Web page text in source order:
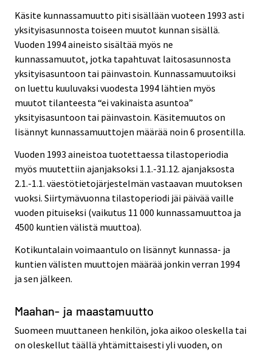
Käsite kunnassamuutto piti sisällään vuoteen 1993 asti
yksityisasunnosta toiseen muutot kunnan sisällä.
Vuoden 1994 aineisto sisältää myös ne
kunnassamuutot, jotka tapahtuvat laitosasunnosta
yksityisasuntoon tai päinvastoin. Kunnassamuutoiksi
on luettu kuuluvaksi vuodesta 1994 lähtien myös
muutot tilanteesta “ei vakinaista asuntoa”
yksityisasuntoon tai päinvastoin. Käsitemuutos on
lisännyt kunnassamuuttojen määrää noin 6 prosentilla.
Vuoden 1993 aineistoa tuotettaessa tilastoperiodia
myös muutettiin ajanjaksoksi 1.1.-31.12. ajanjaksosta
2.1.-1.1. väestötietojärjestelmän vastaavan muutoksen
vuoksi. Siirtymävuonna tilastoperiodi jäi päivää vaille
vuoden pituiseksi (vaikutus 11 000 kunnassamuuttoa ja
4500 kuntien välistä muuttoa).
Kotikuntalain voimaantulo on lisännyt kunnassa- ja
kuntien välisten muuttojen määrää jonkin verran 1994
ja sen jälkeen.
Maahan- ja maastamuutto
Suomeen muuttaneen henkilön, joka aikoo oleskella tai
on oleskellut täällä yhtämittaisesti yli vuoden, on